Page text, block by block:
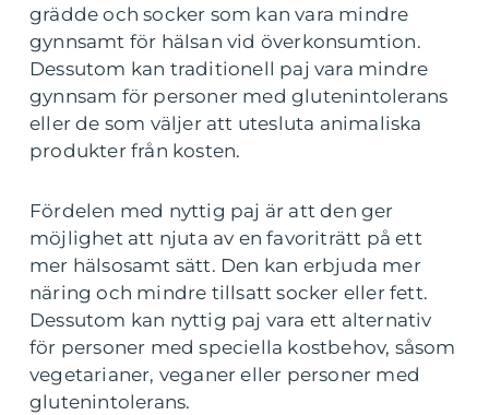
grädde och socker som kan vara mindre
gynnsamt för hälsan vid överkonsumtion.
Dessutom kan traditionell paj vara mindre
gynnsam för personer med glutenintolerans
eller de som väljer att utesluta animaliska
produkter från kosten.
Fördelen med nyttig paj är att den ger
möjlighet att njuta av en favoriträtt på ett
mer hälsosamt sätt. Den kan erbjuda mer
näring och mindre tillsatt socker eller fett.
Dessutom kan nyttig paj vara ett alternativ
för personer med speciella kostbehov, såsom
vegetarianer, veganer eller personer med
glutenintolerans.